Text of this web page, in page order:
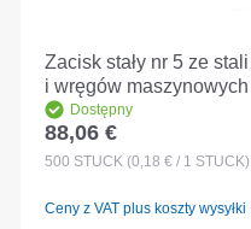
Zacisk stały nr 5 ze
i wręgów
Dostępny
Cena regularna:
88,06 €
500 STÜCK (0,18 € / 1 STÜCK)
Ceny z VAT plus koszty wysyłki